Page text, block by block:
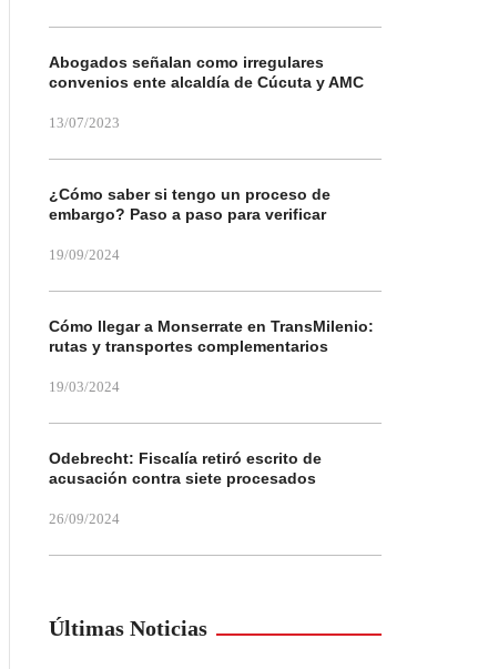
Abogados señalan como irregulares
convenios ente alcaldía de Cúcuta y AMC
13/07/2023
¿Cómo saber si tengo un proceso de
embargo? Paso a paso para verificar
19/09/2024
Cómo llegar a Monserrate en TransMilenio:
rutas y transportes complementarios
19/03/2024
Odebrecht: Fiscalía retiró escrito de
acusación contra siete procesados
26/09/2024
Últimas Noticias